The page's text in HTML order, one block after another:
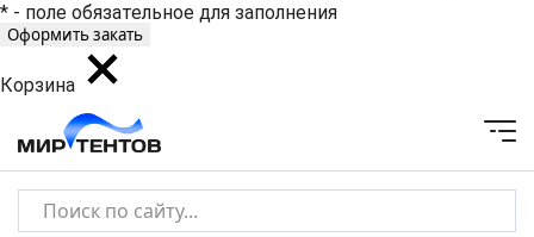
* - поле обязательное для заполнения
Корзина